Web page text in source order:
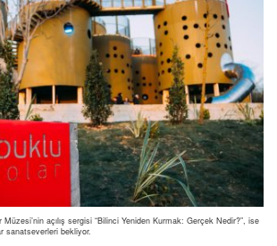
açılış sergisi “Bilinci Yeniden Kurmak: Gerçek Nedir?”, ise
sanatseverleri bekliyor.